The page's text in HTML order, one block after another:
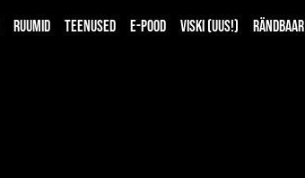
Ruumid Teenused E-pood Viski (UUS!) Rändbaar